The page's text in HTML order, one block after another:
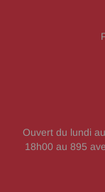
Ouvert du lundi
18h00 au 895